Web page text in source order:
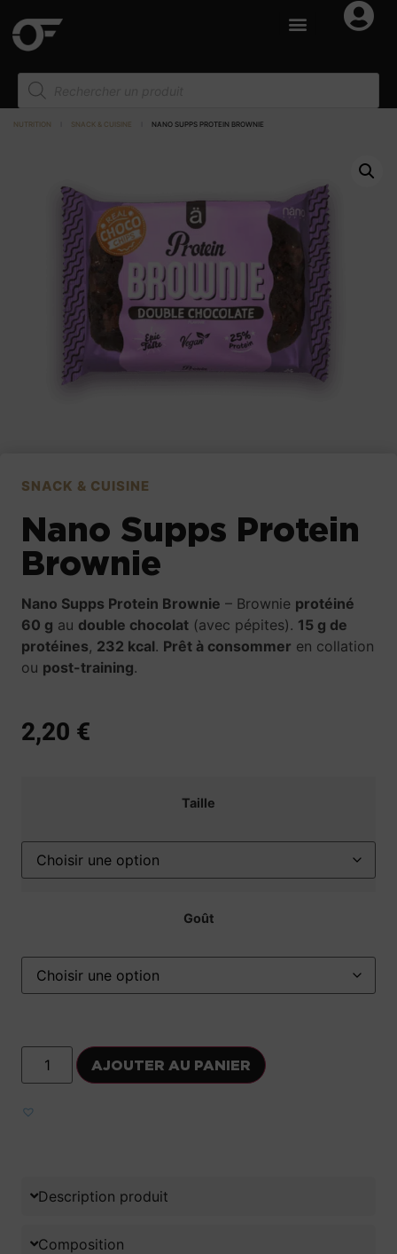
NUTRITION SNACK & CUISINE NANO SUPPS PROTEIN BROWNIE
SNACK & CUISINE
Nano Supps Protein
Brownie
Nano Supps Protein Brownie – Brownie protéiné
60 g au double chocolat (avec pépites). 15 g de
protéines, 232 kcal. Prêt à consommer en collation
ou post-training.
2,20 €
Taille
Goût
AJOUTER AU PANIER
Description produit
Composition